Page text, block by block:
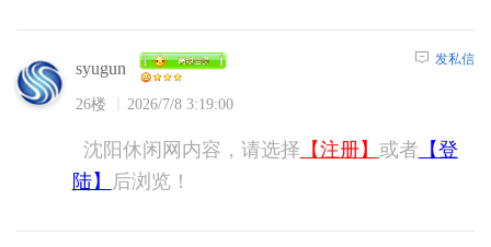
syugun
26楼 2026/7/8 3:19:00
发私信
沈阳休闲网内容，请选择 【注册】 或者 【登
陆】
后浏览！